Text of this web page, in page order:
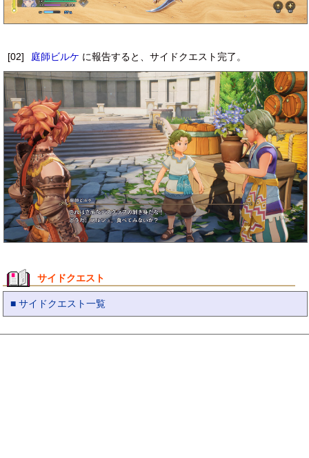
[02] 庭師ビルケ に報告すると、サイドクエスト完了。
サイドクエスト
■ サイドクエスト一覧